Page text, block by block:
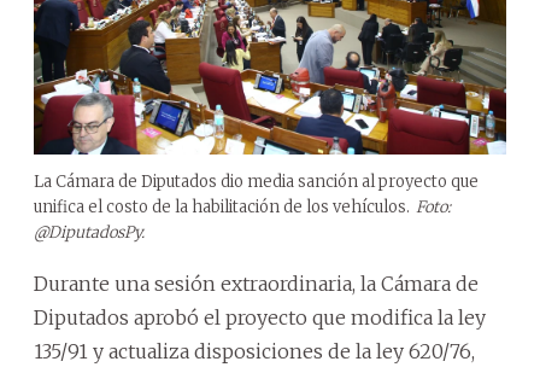
La Cámara de Diputados dio media sanción al proyecto que
unifica el costo de la habilitación de los vehículos. Foto:
@DiputadosPy.
Durante una sesión extraordinaria, la Cámara de
Diputados aprobó el proyecto que modifica la ley
135/91 y actualiza disposiciones de la ley 620/76,